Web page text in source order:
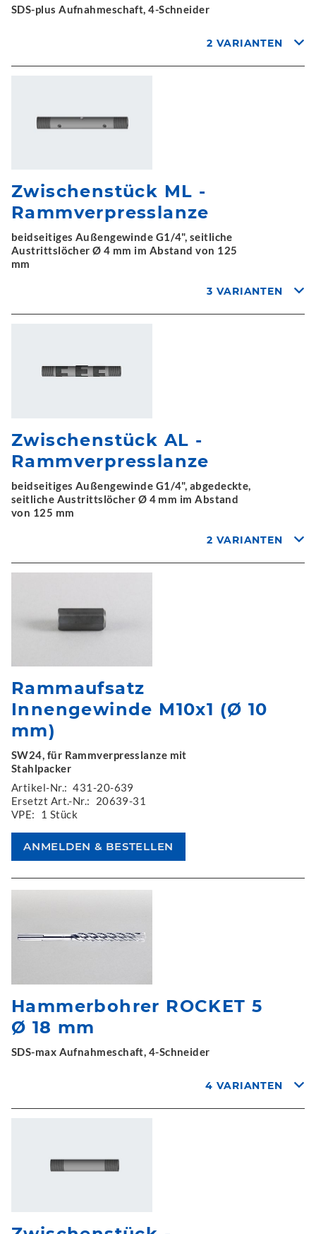
SDS-plus Aufnahmeschaft, 4-Schneider
2 VARIANTEN
Zwischenstück ML -
Rammverpresslanze
beidseitiges Außengewinde G1/4", seitliche
Austrittslöcher Ø 4 mm im Abstand von 125
mm
3 VARIANTEN
Zwischenstück AL -
Rammverpresslanze
beidseitiges Außengewinde G1/4", abgedeckte,
seitliche Austrittslöcher Ø 4 mm im Abstand
von 125 mm
2 VARIANTEN
Rammaufsatz
Innengewinde M10x1 (Ø 10
mm)
SW24, für Rammverpresslanze mit
Stahlpacker
Artikel-Nr.: 431-20-639
Ersetzt Art.-Nr.:
20639-31
VPE:
1 Stück
Hammerbohrer ROCKET 5
Ø 18 mm
SDS-max Aufnahmeschaft, 4-Schneider
4 VARIANTEN